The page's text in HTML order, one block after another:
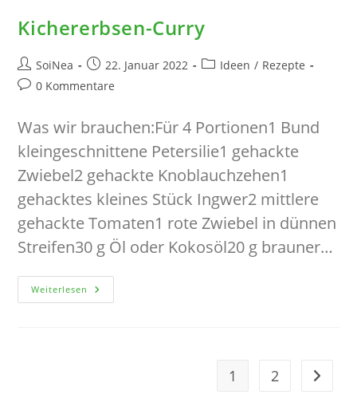
Kichererbsen-Curry
Beitrags-
Autor:
SoiNea
Beitrag
veröffentlicht:
22. Januar 2022
Beitrags-
Ideen / Rezepte
Beitrags-
0 Kommentare
Was wir brauchen:Für 4 Portionen1 Bund
kleingeschnittene Petersilie1 gehackte
Zwiebel2 gehackte Knoblauchzehen1
gehacktes kleines Stück Ingwer2 mittlere
gehackte Tomaten1 rote Zwiebel in dünnen
Streifen30 g Öl oder Kokosöl20 g brauner…
Weiterlesen Kichererbsen-
Curry
1 2 Zur